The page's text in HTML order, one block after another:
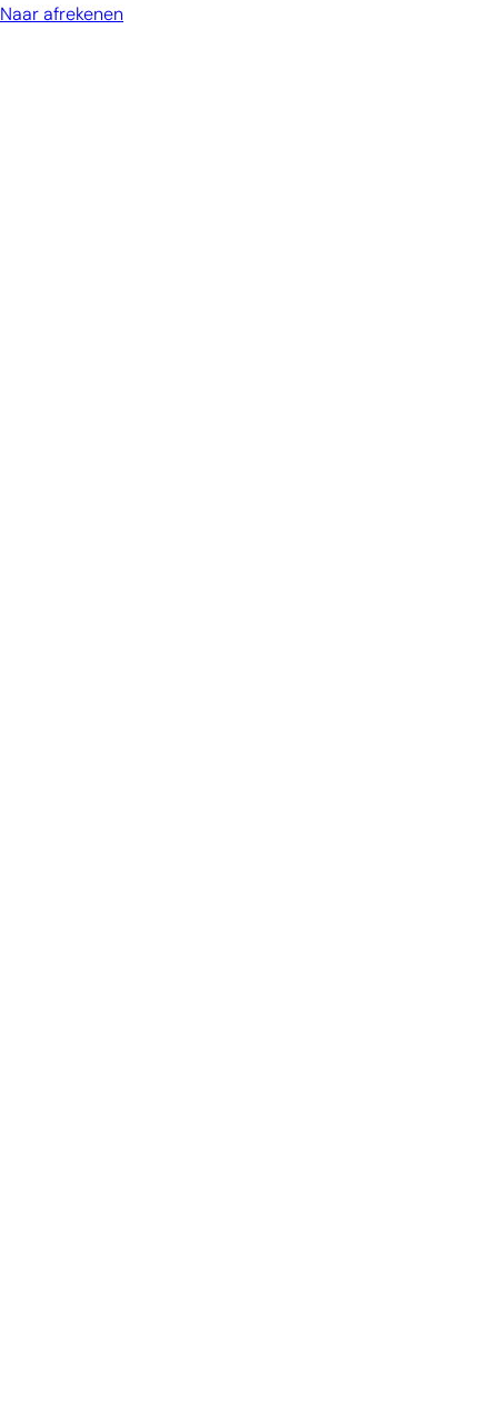
Naar afrekenen